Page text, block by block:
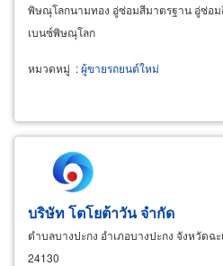
พิษณุโลกนามทอง อู่ซ่อมสีมาตรฐาน อู่ซ่อ
เบนซ์พิษณุโลก
หมวดหมู่ :ผู้ขายรถยนต์ใหม่
บริษัท โตโยต้าวัน จำกัด
ตำบลบางปะกง อำเภอบางปะกง จังหวัดฉะ
24130